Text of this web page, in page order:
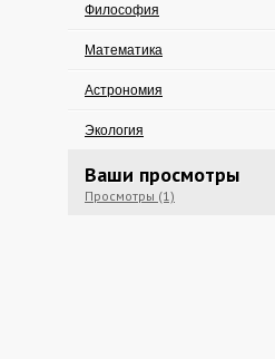
Философия
Математика
Астрономия
Экология
Ваши просмотры
Просмотры (1)